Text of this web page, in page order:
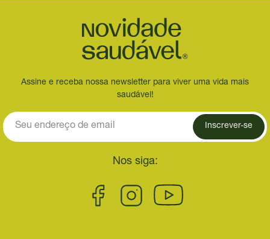
Assine e receba nossa newsletter para viver uma vida mais
saudável!
Inscrever-se
Nos siga: